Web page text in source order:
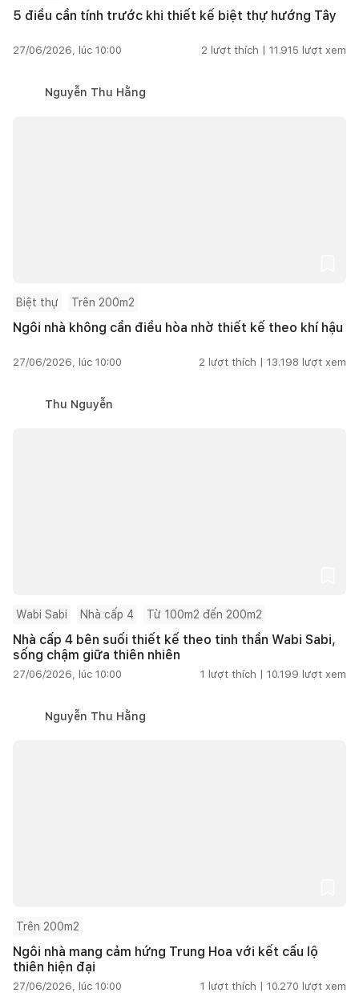
5 điều cần tính trước khi thiết kế biệt thự hướng Tây
27/06/2026, lúc 10:00 2 lượt thích | 11.915 lượt xem
Nguyễn Thu Hằng
Biệt thự Trên 200m2
Ngôi nhà không cần điều hòa nhờ thiết kế theo khí hậu
27/06/2026, lúc 10:00 2 lượt thích | 13.198 lượt xem
Thu Nguyễn
Wabi Sabi Nhà cấp 4 Từ 100m2 đến 200m2
Nhà cấp 4 bên suối thiết kế theo tinh thần Wabi Sabi,
sống chậm giữa thiên nhiên
27/06/2026, lúc 10:00 1 lượt thích | 10.199 lượt xem
Nguyễn Thu Hằng
Trên 200m2
Ngôi nhà mang cảm hứng Trung Hoa với kết cấu lộ
thiên hiện đại
27/06/2026, lúc 10:00 1 lượt thích | 10.270 lượt xem